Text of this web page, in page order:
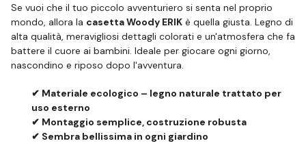
Se vuoi che il tuo piccolo avventuriero si senta nel proprio
mondo, allora la casetta Woody ERIK è quella giusta. Legno di
alta qualità, meravigliosi dettagli colorati e un'atmosfera che fa
battere il cuore ai bambini. Ideale per giocare ogni giorno,
nascondino e riposo dopo l'avventura.
✔ Materiale ecologico – legno naturale trattato per
uso esterno
✔ Montaggio semplice, costruzione robusta
✔ Sembra bellissima in ogni giardino